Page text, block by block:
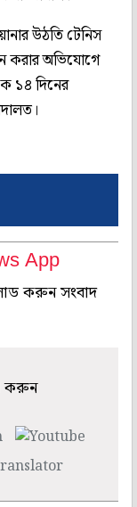
উঠতি টেনিস
করার অভিযোগে
১৪ দিনের
App
করুন সংবাদ
করুন